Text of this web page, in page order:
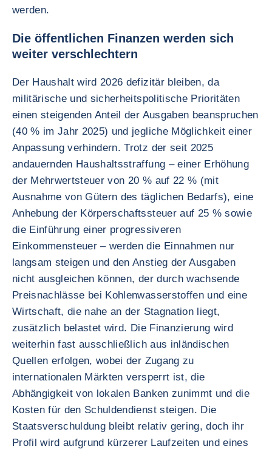
werden.
Die öffentlichen Finanzen werden sich
weiter verschlechtern
Der Haushalt wird 2026 defizitär bleiben, da
militärische und sicherheitspolitische Prioritäten
einen steigenden Anteil der Ausgaben beanspruchen
(40 % im Jahr 2025) und jegliche Möglichkeit einer
Anpassung verhindern. Trotz der seit 2025
andauernden Haushaltsstraffung – einer Erhöhung
der Mehrwertsteuer von 20 % auf 22 % (mit
Ausnahme von Gütern des täglichen Bedarfs), eine
Anhebung der Körperschaftssteuer auf 25 % sowie
die Einführung einer progressiveren
Einkommensteuer – werden die Einnahmen nur
langsam steigen und den Anstieg der Ausgaben
nicht ausgleichen können, der durch wachsende
Preisnachlässe bei Kohlenwasserstoffen und eine
Wirtschaft, die nahe an der Stagnation liegt,
zusätzlich belastet wird. Die Finanzierung wird
weiterhin fast ausschließlich aus inländischen
Quellen erfolgen, wobei der Zugang zu
internationalen Märkten versperrt ist, die
Abhängigkeit von lokalen Banken zunimmt und die
Kosten für den Schuldendienst steigen. Die
Staatsverschuldung bleibt relativ gering, doch ihr
Profil wird aufgrund kürzerer Laufzeiten und eines